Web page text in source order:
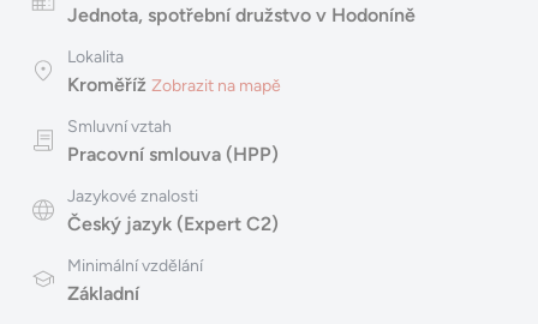
Jednota, spotřební družstvo v Hodoníně
Lokalita
Kroměříž Zobrazit na mapě
Smluvní vztah
Pracovní smlouva (HPP)
Jazykové znalosti
Český jazyk (Expert C2)
Minimální vzdělání
Základní